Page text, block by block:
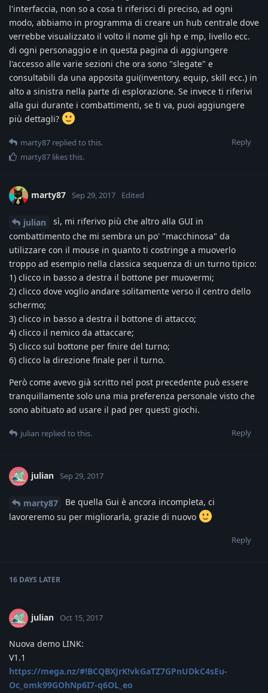
l'interfaccia, non so a cosa ti riferisci di preciso, ad ogni
modo, abbiamo in programma di creare un hub centrale dove
verrebbe visualizzato il volto il nome gli hp e mp, livello ecc.
di ogni personaggio e in questa pagina di aggiungere
l'accesso alle varie sezioni che ora sono "slegate" e
consultabili da una apposita gui(inventory, equip, skill ecc.) in
alto a sinistra nella parte di esplorazione. Se invece ti riferivi
alla gui durante i combattimenti, se ti va, puoi aggiungere
più dettagli?
Reply
marty87 replied to this.
marty87 likes this.
marty87 Sep 29, 2017 Edited
julian
sì, mi riferivo più che altro alla GUI in
combattimento che mi sembra un po' "macchinosa" da
utilizzare con il mouse in quanto ti costringe a muoverlo
troppo ad esempio nella classica sequenza di un turno tipico:
1) clicco in basso a destra il bottone per muovermi;
2) clicco dove voglio andare solitamente verso il centro dello
schermo;
3) clicco in basso a destra il bottone di attacco;
4) clicco il nemico da attaccare;
5) clicco sul bottone per finire del turno;
6) clicco la direzione finale per il turno.
Però come avevo già scritto nel post precedente può essere
tranquillamente solo una mia preferenza personale visto che
sono abituato ad usare il pad per questi giochi.
Reply
julian replied to this.
julian Sep 29, 2017
marty87
Be quella Gui è ancora incompleta, ci
lavoreremo su per migliorarla, grazie di nuovo
Reply
16 DAYS LATER
julian Oct 15, 2017
Nuova demo LINK:
V1.1
https://mega.nz/#!BCQBXJrK!vkGaTZ7GPnUDkC4sEu-
Oc_omk99GOhNp6I7-q6OL_eo